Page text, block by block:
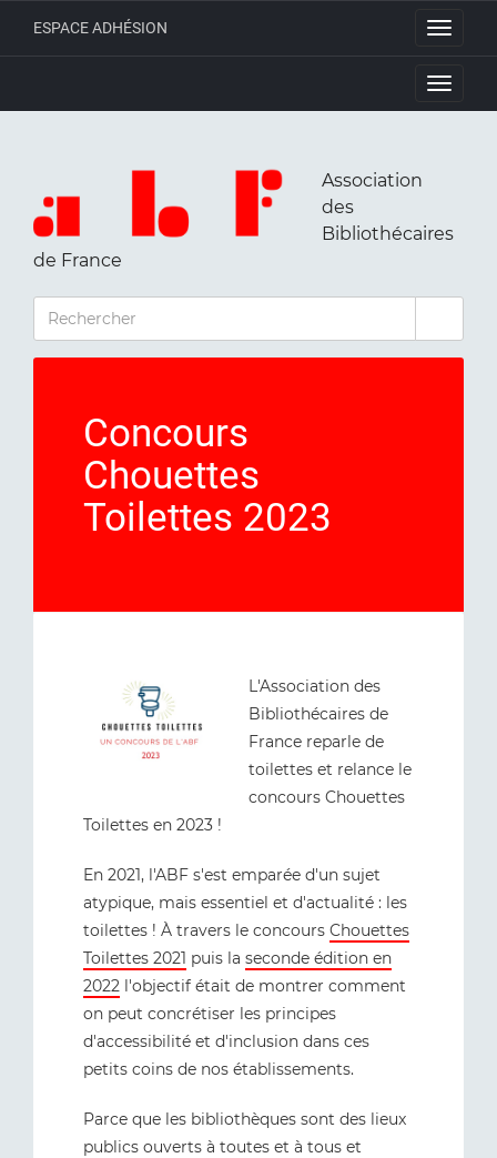
Toggle
ESPACE ADHÉSION
Toggle
Association
des
Bibliothécaires
de France
RECHERCHER
Concours
Chouettes
Toilettes 2023
L'Association des
Bibliothécaires de
France reparle de
toilettes et relance le
concours Chouettes
Toilettes en 2023 !
En 2021, l'ABF s'est emparée d'un sujet
atypique, mais essentiel et d'actualité : les
toilettes ! À travers le concours Chouettes
Toilettes 2021 puis la seconde édition en
2022 l'objectif était de montrer comment
on peut concrétiser les principes
d'accessibilité et d'inclusion dans ces
petits coins de nos établissements.
Parce que les bibliothèques sont des lieux
publics ouverts à toutes et à tous et